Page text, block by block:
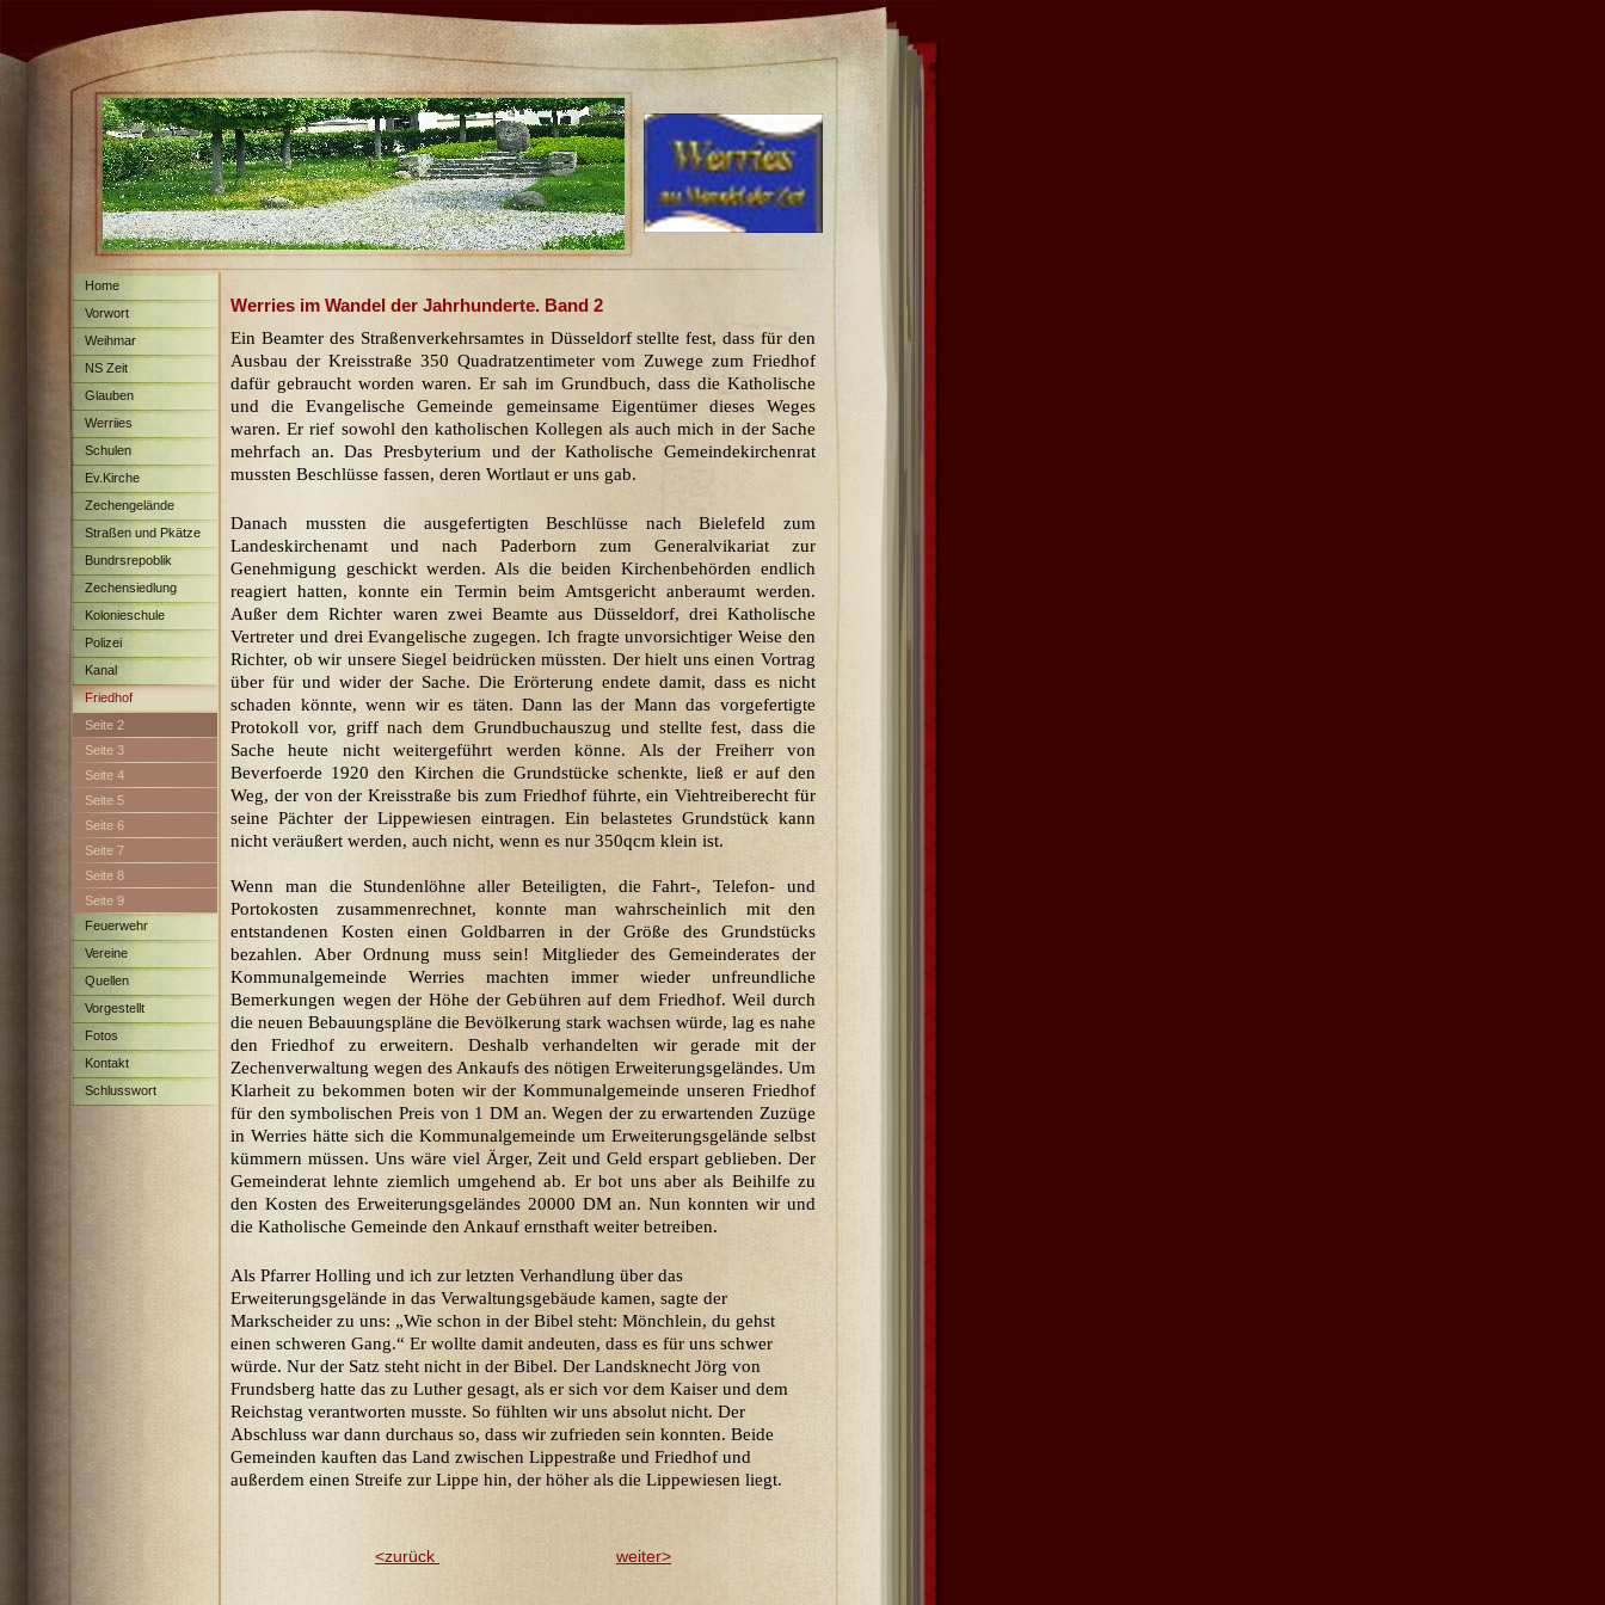
Home
Vorwort
Weihmar
NS Zeit
Glauben
Werriies
Schulen
Ev.Kirche
Zechengelände
Straßen und Pkätze
Bundrsrepoblik
Zechensiedlung
Maximilian
Kolonieschule
Polizei
Kanal
Friedhof
Seite 2
Seite 3
Seite 4
Seite 5
Seite 6
Seite 7
Seite 8
Seite 9
Feuerwehr
Vereine
Quellen
Vorgestellt
Fotos
Kontakt
Schlusswort
Werries im Wandel der Jahrhunderte. Band 2
Ein Beamter des Straßenverkehrsamtes in Düsseldorf stellte fest, dass für den
Ausbau der Kreisstraße 350 Quadratzentimeter vom Zuwege zum Friedhof
dafür gebraucht worden waren. Er sah im Grundbuch, dass die Katholische
und die Evangelische Gemeinde gemeinsame Eigentümer dieses Weges
waren. Er rief sowohl den katholischen Kollegen als auch mich in der Sache
mehrfach an. Das Presbyterium und der Katholische Gemeindekirchenrat
mussten Beschlüsse fassen, deren Wortlaut er uns gab.
Danach mussten die ausgefertigten Beschlüsse nach Bielefeld zum
Landeskirchenamt und nach Paderborn zum Generalvikariat zur
Genehmigung geschickt werden. Als die beiden Kirchenbehörden endlich
reagiert hatten, konnte ein Termin beim Amtsgericht anberaumt werden.
Außer dem Richter waren zwei Beamte aus Düsseldorf, drei Katholische
Vertreter und drei Evangelische zugegen. Ich fragte unvorsichtiger Weise den
Richter, ob wir unsere Siegel beidrücken müssten. Der hielt uns einen Vortrag
über für und wider der Sache. Die Erörterung endete damit, dass es nicht
schaden könnte, wenn wir es täten. Dann las der Mann das vorgefertigte
Protokoll vor, griff nach dem Grundbuchauszug und stellte fest, dass die
Sache heute nicht weitergeführt werden könne. Als der Freiherr von
Beverfoerde 1920 den Kirchen die Grundstücke schenkte, ließ er auf den
Weg, der von der Kreisstraße bis zum Friedhof führte, ein Viehtreiberecht für
seine Pächter der Lippewiesen eintragen. Ein belastetes Grundstück kann
nicht veräußert werden, auch nicht, wenn es nur 350qcm klein ist.
Wenn man die Stundenlöhne aller Beteiligten, die Fahrt-, Telefon- und
Portokosten zusammenrechnet, konnte man wahrscheinlich mit den
entstandenen Kosten einen Goldbarren in der Größe des Grundstücks
bezahlen. Aber Ordnung muss sein! Mitglieder des Gemeinderates der
Kommunalgemeinde Werries machten immer wieder unfreundliche
Bemerkungen wegen der Höhe der Gebühren auf dem Friedhof. Weil durch
die neuen Bebauungspläne die Bevölkerung stark wachsen würde, lag es nahe
den Friedhof zu erweitern. Deshalb verhandelten wir gerade mit der
Zechenverwaltung wegen des Ankaufs des nötigen Erweiterungsgeländes. Um
Klarheit zu bekommen boten wir der Kommunalgemeinde unseren Friedhof
für den symbolischen Preis von 1 DM an. Wegen der zu erwartenden Zuzüge
in Werries hätte sich die Kommunalgemeinde um Erweiterungsgelände selbst
kümmern müssen. Uns wäre viel Ärger, Zeit und Geld erspart geblieben. Der
Gemeinderat lehnte ziemlich umgehend ab. Er bot uns aber als Beihilfe zu
den Kosten des Erweiterungsgeländes 20000 DM an. Nun konnten wir und
die Katholische Gemeinde den Ankauf ernsthaft weiter betreiben.
Als Pfarrer Holling und ich zur letzten Verhandlung über das
Erweiterungsgelände in das Verwaltungsgebäude kamen, sagte der
Markscheider zu uns: „Wie schon in der Bibel steht: Mönchlein, du gehst
einen schweren Gang.“ Er wollte damit andeuten, dass es für uns schwer
würde. Nur der Satz steht nicht in der Bibel. Der Landsknecht Jörg von
Frundsberg hatte das zu Luther gesagt, als er sich vor dem Kaiser und dem
Reichstag verantworten musste. So fühlten wir uns absolut nicht. Der
Abschluss war dann durchaus so, dass wir zufrieden sein konnten. Beide
Gemeinden kauften das Land zwischen Lippestraße und Friedhof und
außerdem einen Streife zur Lippe hin, der höher als die Lippewiesen liegt.
<zurück weiter>